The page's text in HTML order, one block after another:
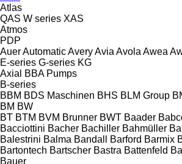
Atlas
QAS W series XAS
Atmos
PDP
AuerAutomaticAveryAvia Avola Awea
E-series G-series KG
Axial
BBA Pumps
B-series
BBM BDS Maschinen BHS BLM Group
BM BW
BT BTM BVM Brunner BWT Baader
Bacciottini Bacher Bachiller Bahmüller
Balestrini Balma Bandall Barford Barmix
Bartontech Bartscher Bastra Battenfeld
Bauer